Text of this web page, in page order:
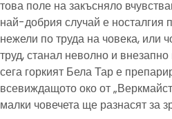
това поле на закъсняло
най-добрия случай е носталгия
нежели по труда на човека, или
труд, станал неволно и
сега горкият Бела Тар е
всевиждащото око от
малки човечета ще разнасят за